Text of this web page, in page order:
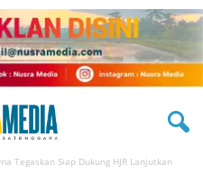
Tegaskan Siap Dukung HJR Lanjutkan